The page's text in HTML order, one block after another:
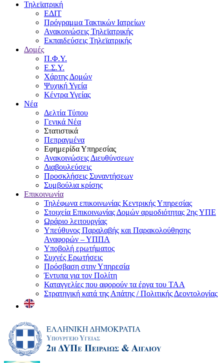
Τηλεϊατρική
ΕΔΙΤ
Πρόγραμμα Τακτικών Ιατρείων
Ανακοινώσεις Τηλεϊατρικής
Εκπαιδεύσεις Τηλεϊατρικής
Δομές
Π.Φ.Υ.
Ε.Σ.Υ.
Χάρτης Δομών
Ψυχική Υγεία
Κέντρα Υγείας
Νέα
Δελτία Τύπου
Γενικά Νέα
Στατιστικά
Πεπραγμένα
Εφημερίδα Υπηρεσίας
Ανακοινώσεις Διευθύνσεων
Διαβουλεύσεις
Προσκλήσεις Συναντήσεων
Συμβούλια κρίσης
Επικοινωνία
Τηλέφωνα επικοινωνίας Κεντρικής Υπηρεσίας
Στοιχεία Επικοινωνίας Δομών αρμοδιότητας 2ης ΥΠΕ
Ωράριο λειτουργίας
Υπεύθυνος Παραλαβής και Παρακολούθησης
Αναφορών – ΥΠΠΑ
Υποβολή ερωτήματος
Συχνές Ερωτήσεις
Πρόσβαση στην Υπηρεσία
Έντυπα για τον Πολίτη
Καταγγελίες που αφορούν τα έργα του ΤΑΑ
Στρατηγική κατά της Απάτης / Πολιτικής Δεοντολογίας